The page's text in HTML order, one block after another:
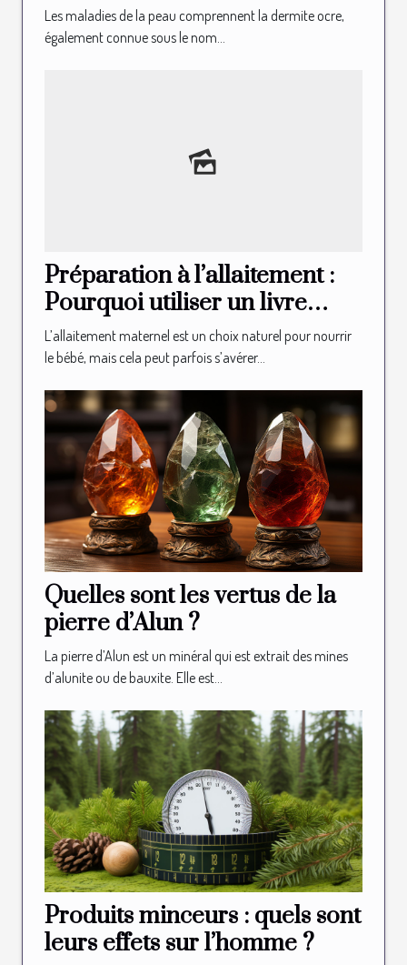
Les maladies de la peau comprennent la dermite ocre,
également connue sous le nom...
Préparation à l’allaitement :
Pourquoi utiliser un livre
illustré d’allaitement ?
L’allaitement maternel est un choix naturel pour nourrir
le bébé, mais cela peut parfois s’avérer...
Quelles sont les vertus de la
pierre d’Alun ?
La pierre d’Alun est un minéral qui est extrait des mines
d’alunite ou de bauxite. Elle est...
Produits minceurs : quels sont
leurs effets sur l’homme ?